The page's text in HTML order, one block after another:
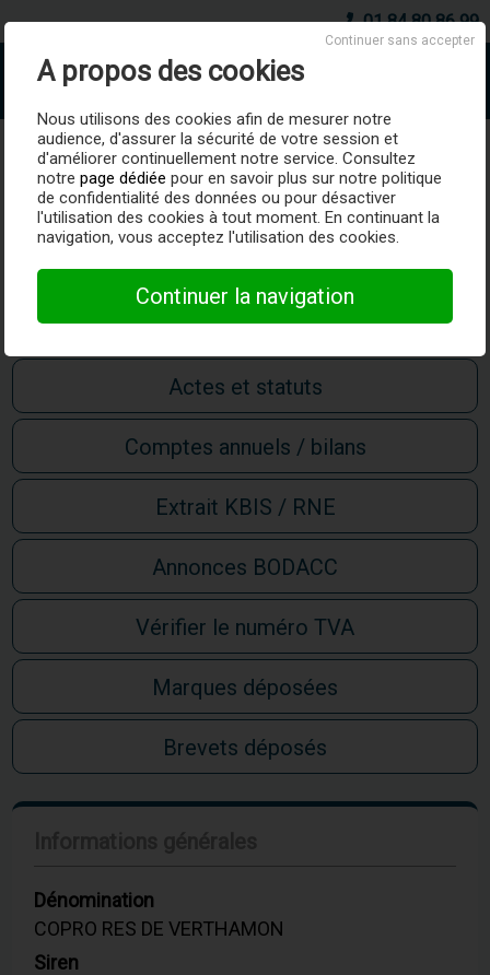
01 84 80 86 99
AboSociete.fr
COPRO RES DE VERTHAMON
Unité légale007455371 -ROYAN (17200)-Active
Surveiller
Avis de situation SIRENE
Actes et statuts
Comptes annuels / bilans
Extrait KBIS / RNE
Annonces BODACC
Vérifier le numéro TVA
Marques déposées
Brevets déposés
Dénomination
COPRO RES DE VERTHAMON
Siren
Continuer sans accepter
A propos des cookies
Nous utilisons des cookies afin de mesurer notre
audience, d'assurer la sécurité de votre session et
d'améliorer continuellement notre service. Consultez
notrepage dédiée pour en savoir plus sur notre politique
de confidentialité des données ou pour désactiver
l'utilisation des cookies à tout moment. En continuant la
navigation, vous acceptez l'utilisation des cookies.
Continuer la navigation